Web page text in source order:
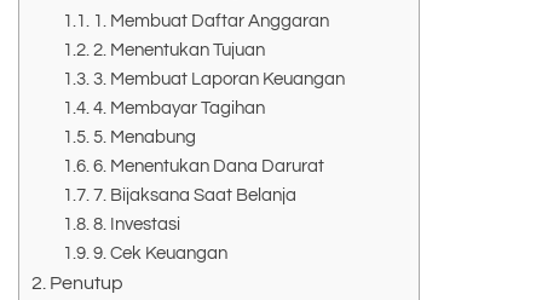
1. Membuat Daftar Anggaran
2. Menentukan Tujuan
3. Membuat Laporan Keuangan
4. Membayar Tagihan
5. Menabung
6. Menentukan Dana Darurat
7. Bijaksana Saat Belanja
8. Investasi
9. Cek Keuangan
Penutup